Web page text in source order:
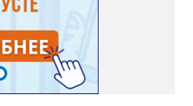
дренаж. В первый год
чтобы силы куста
А со второго года
Фото: Екатерина Бойко,
новости здесь